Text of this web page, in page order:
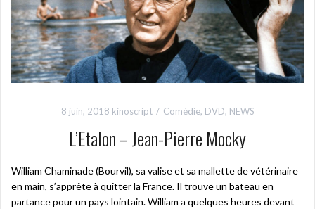
8 juin, 2018 kinoscript Comédie, DVD, NEWS
L’Etalon – Jean-Pierre Mocky
William Chaminade (Bourvil), sa valise et sa mallette de vétérinaire
en main, s’apprête à quitter la France. Il trouve un bateau en
partance pour un pays lointain. William a quelques heures devant